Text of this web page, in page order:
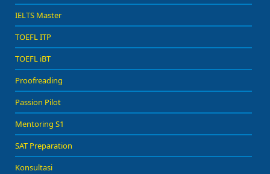
IELTS Master
TOEFL ITP
TOEFL iBT
Proofreading
Passion Pilot
Mentoring S1
SAT Preparation
Konsultasi